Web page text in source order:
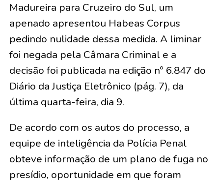
Madureira para Cruzeiro do Sul, um
apenado apresentou Habeas Corpus
pedindo nulidade dessa medida. A liminar
foi negada pela Câmara Criminal e a
decisão foi publicada na edição n° 6.847 do
Diário da Justiça Eletrônico (pág. 7), da
última quarta-feira, dia 9.
De acordo com os autos do processo, a
equipe de inteligência da Polícia Penal
obteve informação de um plano de fuga no
presídio, oportunidade em que foram